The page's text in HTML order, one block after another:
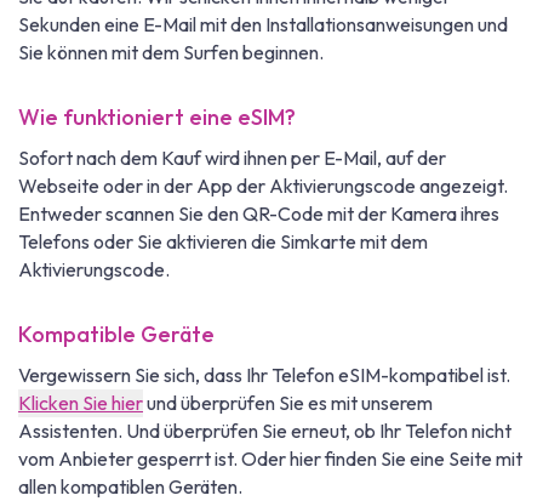
Sekunden eine E-Mail mit den Installationsanweisungen und
Sie können mit dem Surfen beginnen.
Wie funktioniert eine eSIM?
Sofort nach dem Kauf wird ihnen per E-Mail, auf der
Webseite oder in der App der Aktivierungscode angezeigt.
Entweder scannen Sie den QR-Code mit der Kamera ihres
Telefons oder Sie aktivieren die Simkarte mit dem
Aktivierungscode.
Kompatible Geräte
Vergewissern Sie sich, dass Ihr Telefon eSIM-kompatibel ist.
Klicken Sie hierund überprüfen Sie es mit unserem
Assistenten. Und überprüfen Sie erneut, ob Ihr Telefon nicht
vom Anbieter gesperrt ist. Oder hier finden Sie eine Seite mit
allen kompatiblen Geräten.